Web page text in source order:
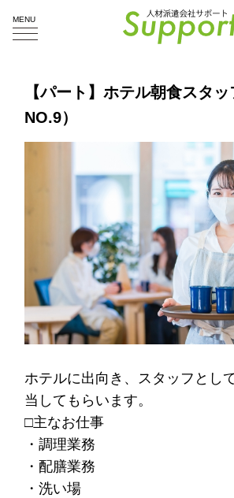
MENU
ホーム
会社概要
【パート】ホテル朝食スタッ
NO.9）
ホテルに出向き 、スタッフとし
当してもらいます。
□主なお仕事
・調理業務
・配膳業務
・洗い場